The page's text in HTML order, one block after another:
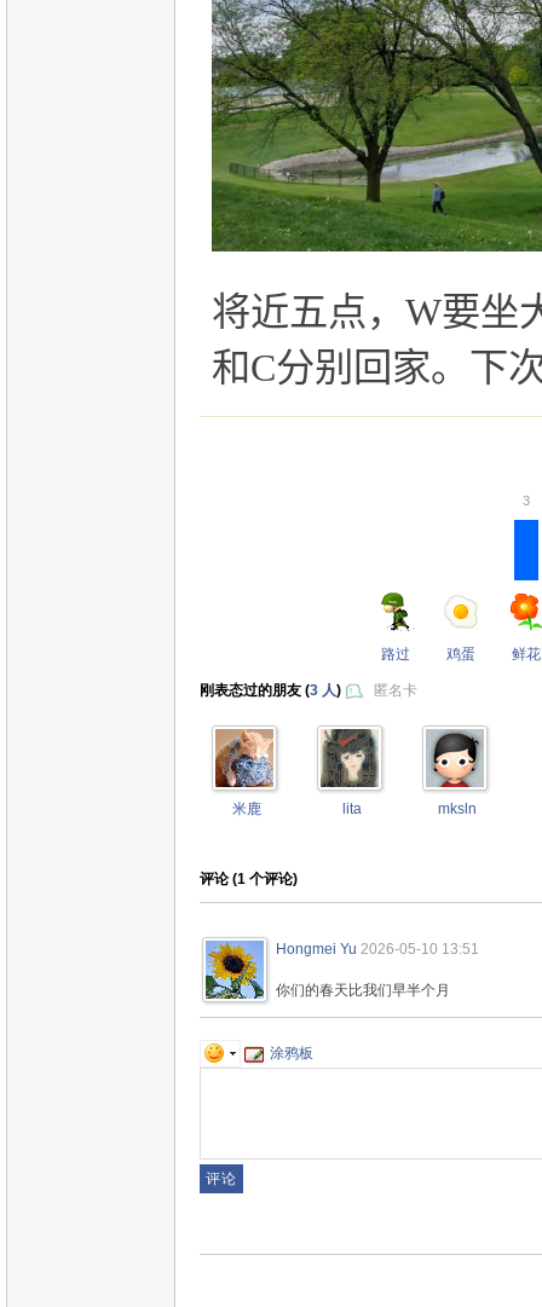
将近五点， W要坐
和C分别回家。下
路过 鸡蛋
3
鲜花
刚表态过的朋友 (3 人) 匿名卡
米鹿 lita mksln
评论 (1 个评论)
Hongmei Yu 2026-05-10 13:51
你们的春天比我们早半个月
涂鸦板